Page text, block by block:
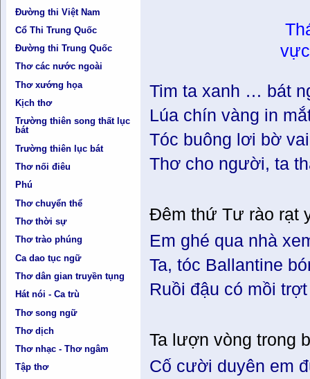
Đường thi Việt Nam
Cổ Thi Trung Quốc
Đường thi Trung Quốc
Thơ các nước ngoài
Thơ xướng họa
Kịch thơ
Trường thiên song thất lục
bát
Trường thiên lục bát
Thơ nối điêu
Phú
Thơ chuyển thể
Thơ thời sự
Thơ trào phúng
Ca dao tục ngữ
Thơ dân gian truyền tụng
Hát nói - Ca trù
Thơ song ngữ
Thơ dịch
Thơ nhạc - Thơ ngâm
Tập thơ
Tim ta xanh … bát
Lúa chín vàng in
Tóc buông lơi bờ
Thơ cho người, ta
Đêm thứ Tư rào rạt
Em ghé qua nhà
Ta, tóc Ballantine
Ruồi đậu có mồi
Ta lượn vòng trong
Cố cười duyên em